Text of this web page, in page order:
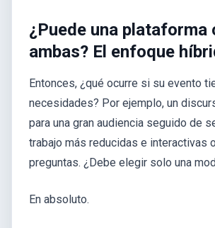
¿Puede una plataforma
ambas? El enfoque
Entonces, ¿qué ocurre si su evento
necesidades? Por ejemplo, un
para una gran audiencia seguido de
trabajo más reducidas e interactivas
preguntas. ¿Debe elegir solo una
En absoluto.